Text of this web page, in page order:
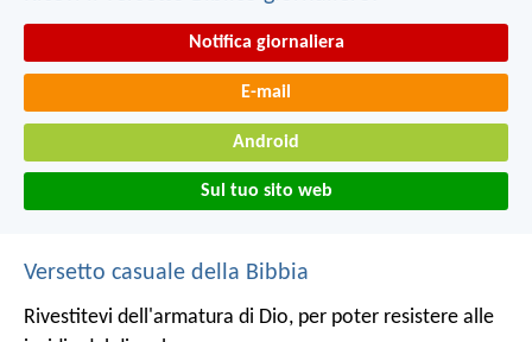
Notifica giornaliera
E-mail
Android
Sul tuo sito web
Versetto casuale della Bibbia
Rivestitevi dell'armatura di Dio, per poter resistere alle